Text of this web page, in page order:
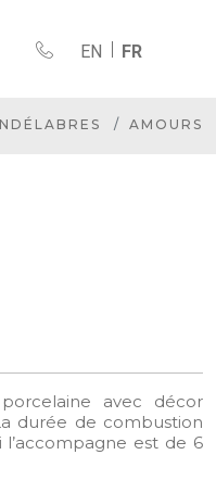
EN FR
AMOURS
avec décor
durée de combustion
est de 6